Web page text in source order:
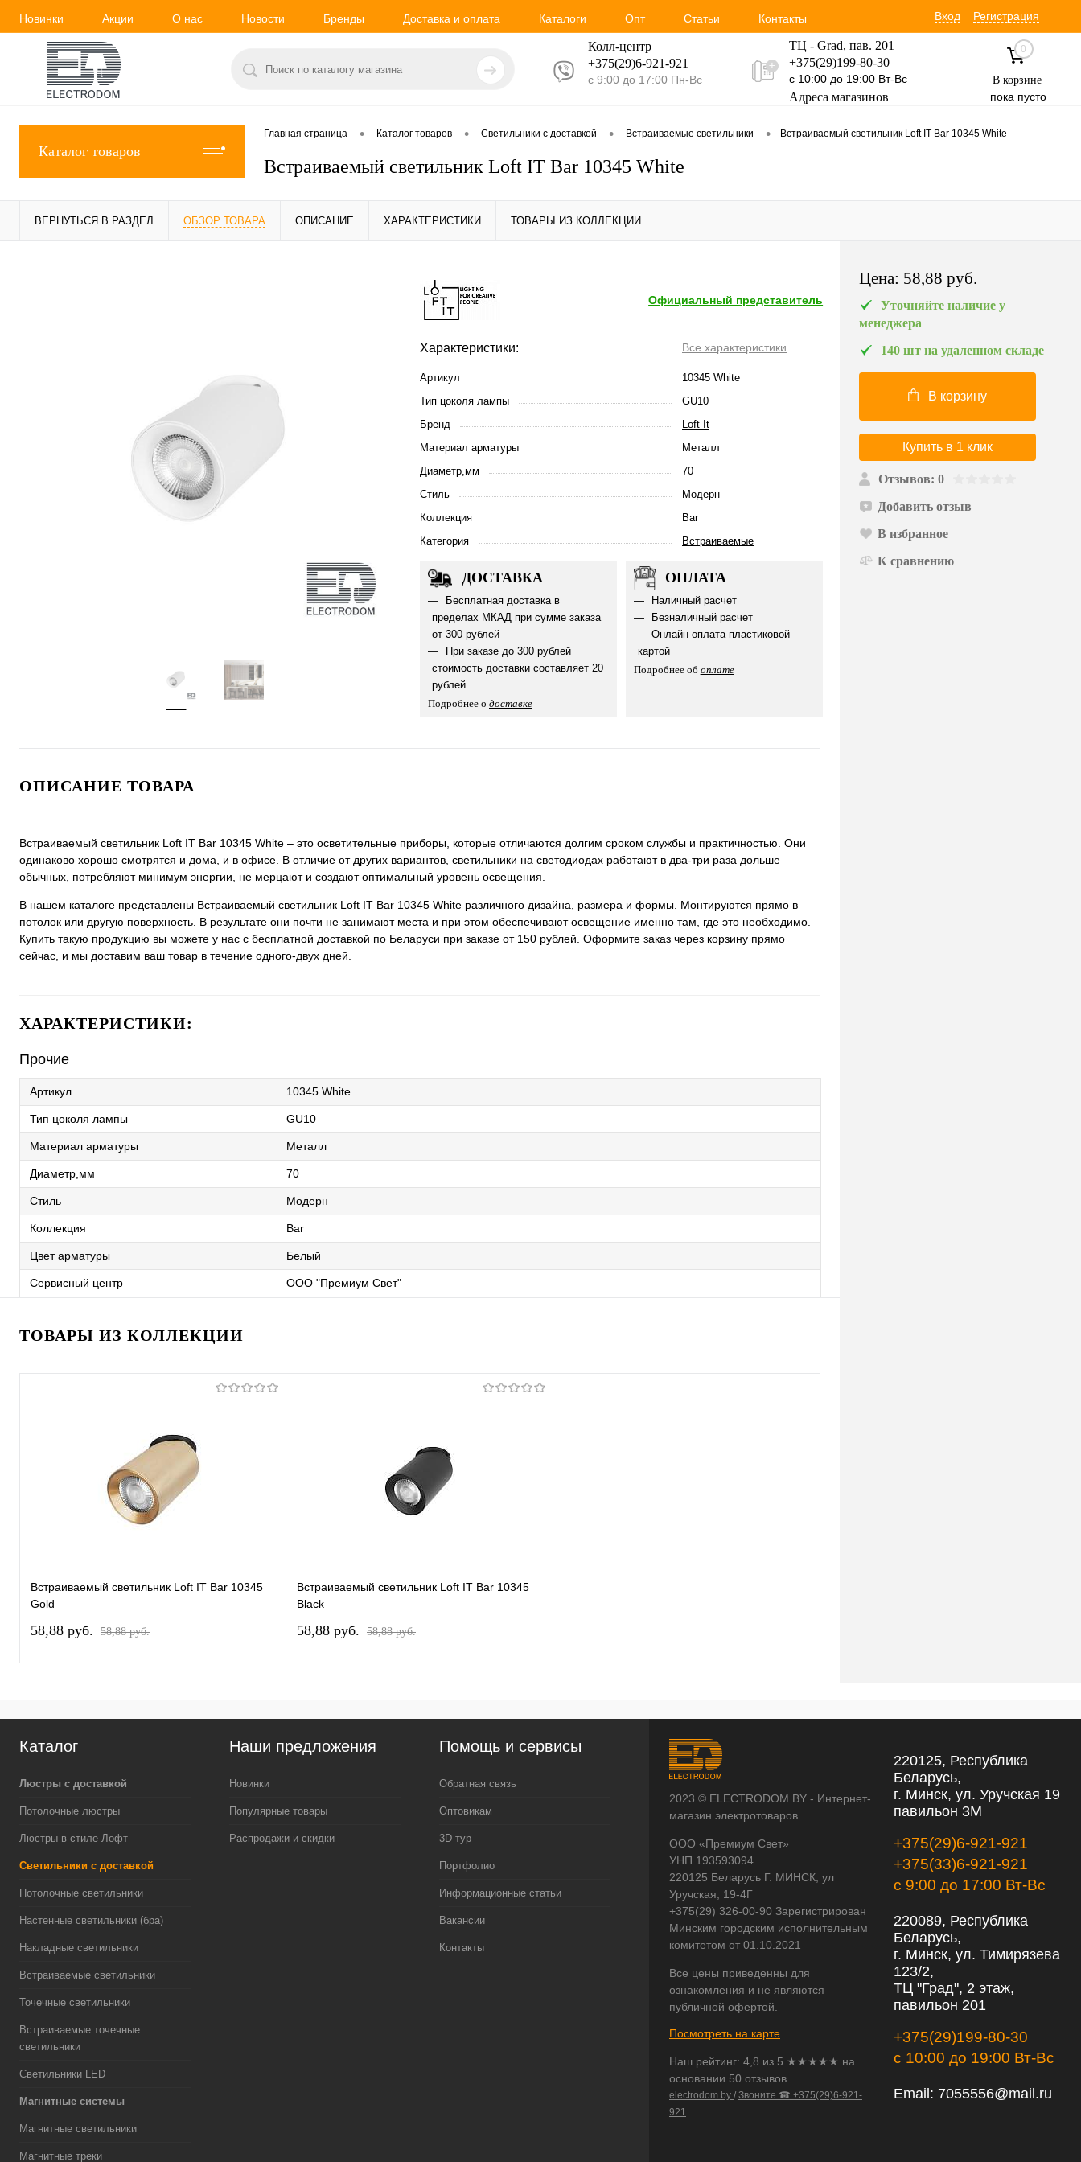
Новинки Акции О нас Новости Бренды Доставка и оплата Каталоги Опт Статьи Контакты Вход Регистрация
Колл-центр
+375(29)6-921-921
с 9:00 до 17:00 Пн-Вс
ТЦ - Grad, пав. 201
+375(29)199-80-30
с 10:00 до 19:00 Вт-Вс
Адреса магазинов
+375(29)354-30-60
0
В корзине
пока пусто
Каталог товаров
Главная страница • Каталог товаров • Светильники с доставкой • Встраиваемые светильники • Встраиваемый светильник Loft IT Bar 10345 White
Встраиваемый светильник Loft IT Bar 10345 White
ВЕРНУТЬСЯ В РАЗДЕЛ ОБЗОР ТОВАРА ОПИСАНИЕ ХАРАКТЕРИСТИКИ ТОВАРЫ ИЗ КОЛЛЕКЦИИ
Официальный представитель
Характеристики: Все характеристики
Артикул
10345 White
Тип цоколя лампы
GU10
Бренд
Loft It
Материал арматуры
Металл
Диаметр,мм
70
Стиль
Модерн
Коллекция
Bar
Категория
Встраиваемые
ДОСТАВКА
Бесплатная доставка в
пределах МКАД при сумме заказа
от 300 рублей
При заказе до 300 рублей
стоимость доставки составляет 20
рублей
Подробнее о доставке
ОПЛАТА
Наличный расчет
Безналичный расчет
Онлайн оплата пластиковой
картой
Подробнее об оплате
ОПИСАНИЕ ТОВАРА
Встраиваемый светильник Loft IT Bar 10345 White ‒ это осветительные приборы, которые отличаются долгим сроком службы и практичностью. Они
одинаково хорошо смотрятся и дома, и в офисе. В отличие от других вариантов, светильники на светодиодах работают в два-три раза дольше
обычных, потребляют минимум энергии, не мерцают и создают оптимальный уровень освещения.
В нашем каталоге представлены Встраиваемый светильник Loft IT Bar 10345 White различного дизайна, размера и формы. Монтируются прямо в
потолок или другую поверхность. В результате они почти не занимают места и при этом обеспечивают освещение именно там, где это необходимо.
Купить такую продукцию вы можете у нас с бесплатной доставкой по Беларуси при заказе от 150 рублей. Оформите заказ через корзину прямо
сейчас, и мы доставим ваш товар в течение одного-двух дней.
ХАРАКТЕРИСТИКИ:
Прочие
Артикул 10345 White
Тип цоколя лампы GU10
Материал арматуры Металл
Диаметр,мм 70
Стиль Модерн
Коллекция Bar
Цвет арматуры Белый
Сервисный центр ООО "Премиум Свет"
ТОВАРЫ ИЗ КОЛЛЕКЦИИ
Встраиваемый светильник Loft IT Bar 10345
Gold
58,88 pуб. 58,88 pуб.
Встраиваемый светильник Loft IT Bar 10345
Black
58,88 pуб. 58,88 pуб.
Цена: 58,88 pуб.
Уточняйте наличие у
менеджера
140 шт на удаленном складе
В корзину
Купить в 1 клик
Отзывов: 0
Добавить отзыв
В избранное
К сравнению
Каталог
Люстры с доставкой
Потолочные люстры
Люстры в стиле Лофт
Светильники с доставкой
Потолочные светильники
Настенные светильники (бра)
Накладные светильники
Встраиваемые светильники
Точечные светильники
Встраиваемые точечные
светильники
Светильники LED
Магнитные системы
Магнитные светильники
Магнитные треки
Наши предложения
Новинки
Популярные товары
Распродажи и скидки
Помощь и сервисы
Обратная связь
Оптовикам
3D тур
Портфолио
Информационные статьи
Вакансии
Контакты
2023 © ELECTRODOM.BY - Интернет-
магазин электротоваров
ООО «Премиум Свет»
УНП 193593094
220125 Беларусь Г. МИНСК, ул
Уручская, 19-4Г
+375(29) 326-00-90 Зарегистрирован
Минским городским исполнительным
комитетом от 01.10.2021
Все цены приведенны для
ознакомления и не являются
публичной офертой.
Посмотреть на карте
Наш рейтинг: 4,8 из 5 ★★★★★ на
основании 50 отзывов
electrodom.by / Звоните ☎ +375(29)6-921-
921
220125, Республика
Беларусь,
г. Минск, ул. Уручская 19
павильон 3М
+375(29)6-921-921
+375(33)6-921-921
с 9:00 до 17:00 Вт-Вс
220089, Республика
Беларусь,
г. Минск, ул. Тимирязева
123/2,
ТЦ "Град", 2 этаж,
павильон 201
+375(29)199-80-30
с 10:00 до 19:00 Вт-Вс
Email: 7055556@mail.ru